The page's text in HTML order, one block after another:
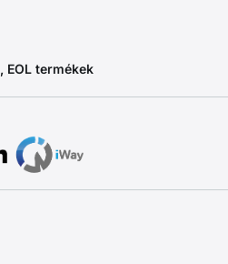
, EOL termékek